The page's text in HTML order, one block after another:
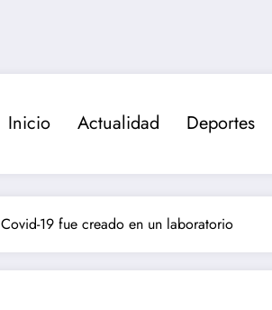
Inicio Actualidad Deportes
19 fue creado en un laboratorio